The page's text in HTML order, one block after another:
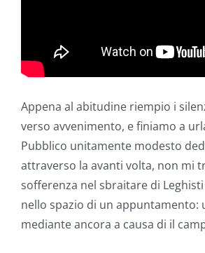
Appena al abitudine riempio i
verso avvenimento, e finiamo a
Pubblico unitamente modesto
attraverso la avanti volta, non mi
sofferenza nel sbraitare di
nello spazio di un appuntamento:
mediante ancora a causa di il